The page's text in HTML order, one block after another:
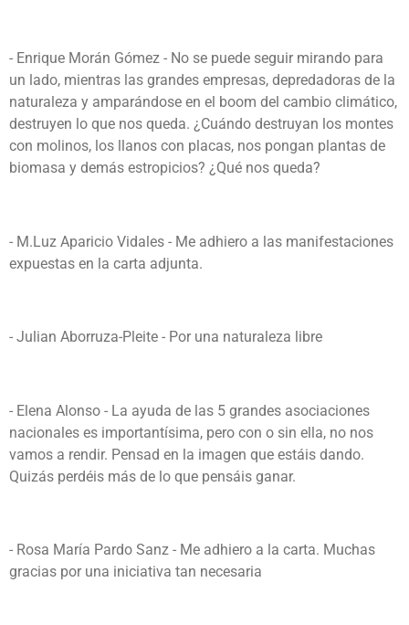
- Enrique Morán Gómez - No se puede seguir mirando para
un lado, mientras las grandes empresas, depredadoras de la
naturaleza y amparándose en el boom del cambio climático,
destruyen lo que nos queda. ¿Cuándo destruyan los montes
con molinos, los llanos con placas, nos pongan plantas de
biomasa y demás estropicios? ¿Qué nos queda?
- M.Luz Aparicio Vidales - Me adhiero a las manifestaciones
expuestas en la carta adjunta.
- Julian Aborruza-Pleite - Por una naturaleza libre
- Elena Alonso - La ayuda de las 5 grandes asociaciones
nacionales es importantísima, pero con o sin ella, no nos
vamos a rendir. Pensad en la imagen que estáis dando.
Quizás perdéis más de lo que pensáis ganar.
- Rosa María Pardo Sanz - Me adhiero a la carta. Muchas
gracias por una iniciativa tan necesaria